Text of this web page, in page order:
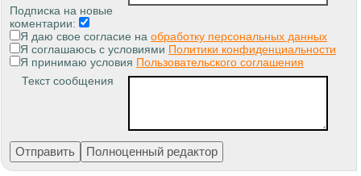
Подписка на новые
коментарии:
Я даю свое согласие на обработку персональных данных
Я соглашаюсь с условиями Политики конфиденциальности
Я принимаю условия Пользовательского соглашения
Текст сообщения